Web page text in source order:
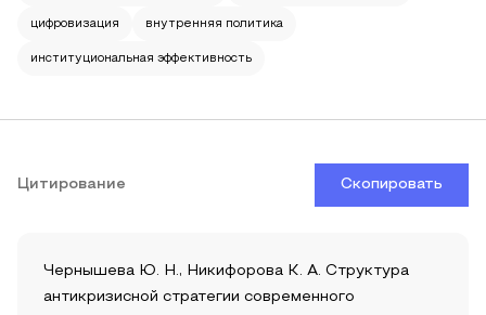
цифровизация внутренняя политика
институциональная эффективность
Цитирование Скопировать
Чернышева Ю. Н., Никифорова К. А. Структура
антикризисной стратегии современного